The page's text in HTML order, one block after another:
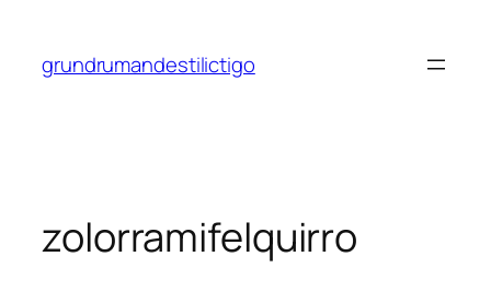
contenido
grundrumandestilictigo
zolorramifelquirro